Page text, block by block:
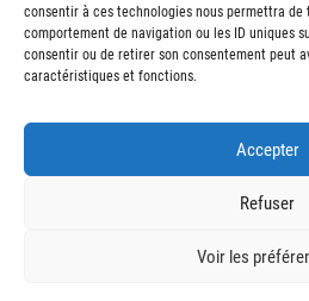
consentir à ces technologies nous permettra
comportement de navigation ou les ID uniques
consentir ou de retirer son consentement peut
caractéristiques et fonctions.
Accepter
Refuser
Voir les
Voir le calendrier
Facebook